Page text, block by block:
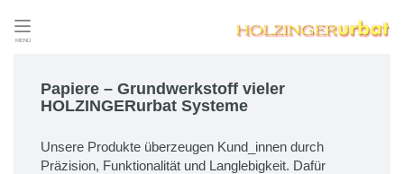
MENÜ
Papiere – Grundwerkstoff vieler
HOLZINGERurbat Systeme
Unsere Produkte überzeugen Kund_innen durch
Präzision, Funktionalität und Langlebigkeit. Dafür